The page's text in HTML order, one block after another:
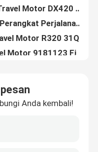
9233692 Perangkat Perjalanan 9261222 Motor Penggerak Akhir Untuk ZX200-3 ZX200-5G ZX210-5G
Anda kembali!